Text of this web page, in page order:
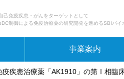
己免疫疾患・がんをターゲットとして
制御による免疫治療薬の研究開発を進めるSBIバイ
事業案内
疫疾患治療薬「AK1910」の第Ⅰ相臨